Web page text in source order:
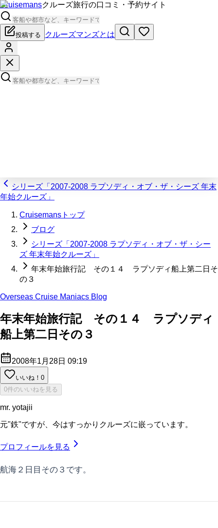
Cruisemansクルーズ旅行の口コミ・予約サイト
投稿する クルーズマンズとは
シリーズ「2007-2008 ラプソディ・オブ・ザ・シーズ 年末
年始クルーズ」
Cruisemansトップ
ブログ
シリーズ「2007-2008 ラプソディ・オブ・ザ・シー
ズ 年末年始クルーズ」
年末年始旅行記 その１４ ラプソディ船上第二日そ
の３
Overseas Cruise Maniacs Blog
年末年始旅行記 その１４ ラプソディ
船上第二日その３
2008年1月28日 09:19
いいね！ 0
0件のいいねを見る
mr. yotajii
元"鉄"ですが、今はすっかりクルーズに嵌っています。
プロフィールを見る
航海２日目その３です。